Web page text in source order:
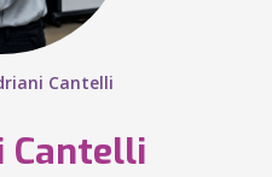
Cantelli
Cantelli